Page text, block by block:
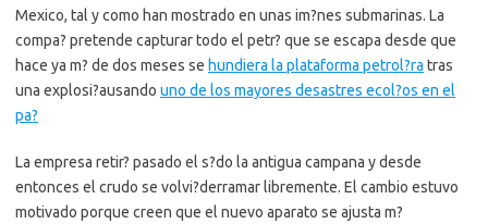
Mexico, tal y como han mostrado en unas im?nes submarinas. La
compa? pretende capturar todo el petr? que se escapa desde que
hace ya m? de dos meses se hundiera la plataforma petrol?ra tras
una explosi?ausando uno de los mayores desastres ecol?os en el
pa?
La empresa retir? pasado el s?do la antigua campana y desde
entonces el crudo se volvi?derramar libremente. El cambio estuvo
motivado porque creen que el nuevo aparato se ajusta m?